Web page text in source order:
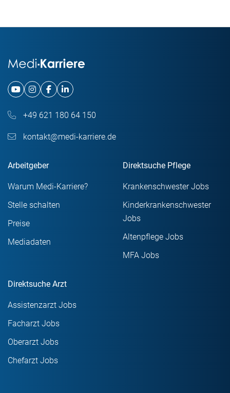
+49 621 180 64 150
kontakt@medi-karriere.de
Arbeitgeber
Warum Medi-Karriere?
Stelle schalten
Preise
Mediadaten
Direktsuche Pflege
Krankenschwester Jobs
Kinderkrankenschwester
Jobs
Altenpflege Jobs
MFA Jobs
Direktsuche Arzt
Assistenzarzt Jobs
Facharzt Jobs
Oberarzt Jobs
Chefarzt Jobs